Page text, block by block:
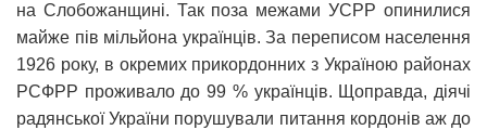
на Слобожанщині. Так поза межами УСРР опинилися
майже пів мільйона українців. За переписом населення
1926 року, в окремих прикордонних з Україною районах
РСФРР проживало до 99 % українців. Щоправда, діячі
радянської України порушували питання кордонів аж до